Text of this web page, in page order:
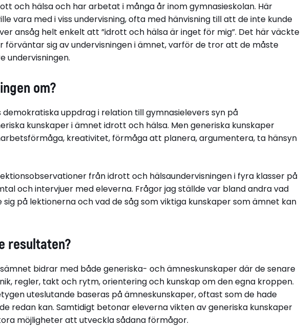
Disputerade 2024-05-31
vid Linnéuniversitetet
om kunskap, lärande och
bedömning
och hälsa och har arbetat i många år inom gymnasieskolan. Här
vara med i viss undervisning, ofta med hänvisning till att de inte kunde
ansåg helt enkelt att ”idrott och hälsa är inget för mig”. Det här väckte
förväntar sig av undervisningen i ämnet, varför de tror att de måste
undervisningen.
om?
uppdrag i relation till gymnasielevers syn på
kunskaper i ämnet idrott och hälsa. Men generiska kunskaper
kreativitet, förmåga att planera, argumentera, ta hänsyn
från idrott och hälsaundervisningen i fyra klasser på
och intervjuer med eleverna. Frågor jag ställde var bland andra vad
på lektionerna och vad de såg som viktiga kunskaper som ämnet kan
resultaten?
bidrar med både generiska- och ämneskunskaper där de senare
regler, takt och rytm, orientering och kunskap om den egna kroppen.
uteslutande baseras på ämneskunskaper, oftast som de hade
redan kan. Samtidigt betonar eleverna vikten av generiska kunskaper
möjligheter att utveckla sådana förmågor.